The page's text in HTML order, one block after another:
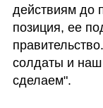
действиям до
позиция, ее
солдаты и
сделаем".